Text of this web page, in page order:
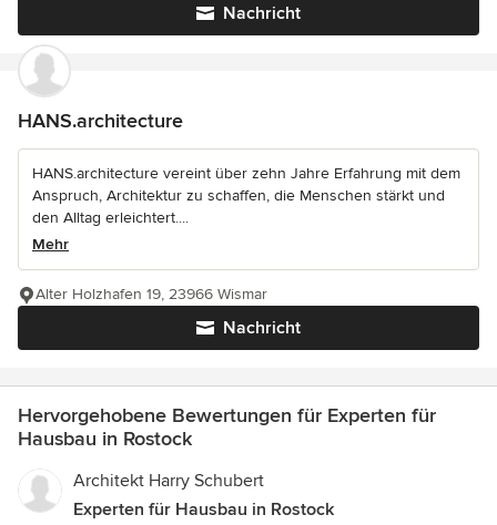
Nachricht
HANS.architecture
HANS.architecture vereint über zehn Jahre Erfahrung mit dem
Anspruch, Architektur zu schaffen, die Menschen stärkt und
den Alltag erleichtert....
Mehr
Nachricht
Alter Holzhafen 19, 23966 Wismar
Hervorgehobene Bewertungen für Experten für
Hausbau in Rostock
Architekt Harry Schubert
Experten für Hausbau in Rostock